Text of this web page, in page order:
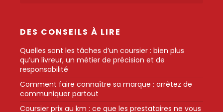
DES CONSEILS À LIRE
Quelles sont les tâches d’un coursier : bien plus
qu’un livreur, un métier de précision et de
responsabilité
Comment faire connaître sa marque : arrêtez de
communiquer partout
Coursier prix au km : ce que les prestataires ne vous